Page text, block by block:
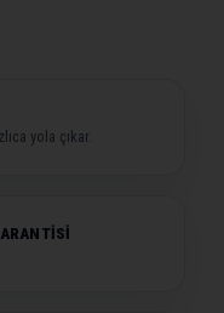
yola çıkar.